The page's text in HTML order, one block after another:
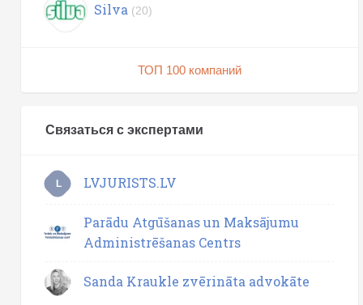
Silva (20)
ТОП 100 компаний
Связаться с экспертами
L LVJURISTS.LV
Parādu Atgūšanas un Maksājumu
Administrēšanas Centrs
Sanda Kraukle zvērināta advokāte